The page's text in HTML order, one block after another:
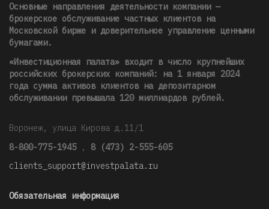
Основные направления деятельности компании —
брокерское обслуживание частных клиентов на
Московской бирже и доверительное управление ценными
бумагами.
«Инвестиционная палата» входит в число крупнейших
российских брокерских компаний: на 1 января 2024
года сумма активов клиентов на депозитарном
обслуживании превышала 120 миллиардов рублей.
Воронеж, улица Кирова д.11/1
8-800-775-1945 , 8 (473) 2-555-605
clients_support@investpalata.ru
Обязательная информация